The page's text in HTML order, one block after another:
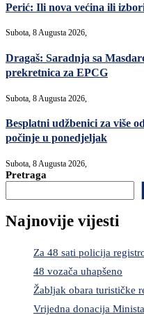
Perić: Ili nova većina ili
Subota, 8 Augusta 2026,
Dragaš: Saradnja sa
prekretnica za EPCG
Subota, 8 Augusta 2026,
Besplatni udžbenici za više
počinje u ponedjeljak
Subota, 8 Augusta 2026,
Pretraga
Najnovije vijesti
Za 48 sati policija
48 vozača uhapšeno
Žabljak obara turističke
Vrijedna donacija